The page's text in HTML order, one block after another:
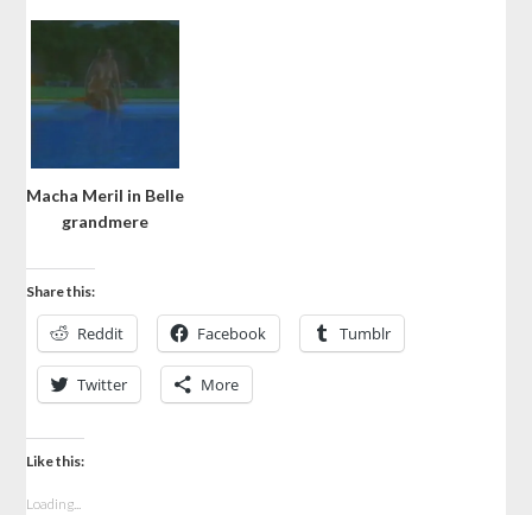
Macha Meril in Belle
grandmere
Share this:
Reddit Facebook Tumblr
Twitter More
Like this:
Loading...